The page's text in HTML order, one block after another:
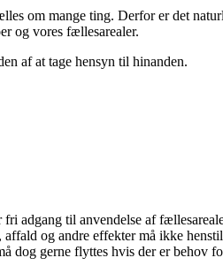
om mange ting. Derfor er det
og vores fællesarealer.
af at tage hensyn til hinanden.
adgang til anvendelse af
og andre effekter må ikke
gerne flyttes hvis der er behov